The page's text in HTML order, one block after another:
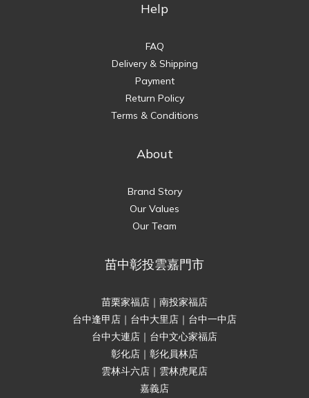
Help
FAQ
Delivery & Shipping
Payment
Return Policy
Terms & Conditions
About
Brand Story
Our Values
Our Team
苗中彰投雲嘉門市
苗栗家福店｜南投家福店
台中逢甲店｜台中大里店｜台中一中店
台中大連店｜台中文心家福店
彰化店｜彰化員林店
雲林斗六店｜雲林虎尾店
嘉義店